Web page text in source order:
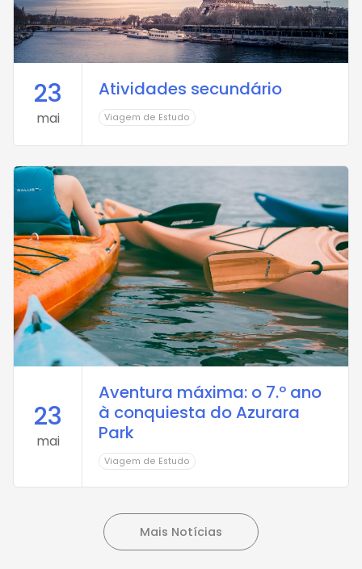
23
mai
Atividades secundário
Viagem de Estudo
23
mai
Aventura máxima: o 7.º ano
à conquiesta do Azurara
Park
Viagem de Estudo
Mais Notícias